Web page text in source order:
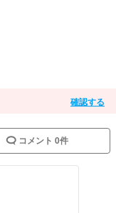
確認する
コメント 0件